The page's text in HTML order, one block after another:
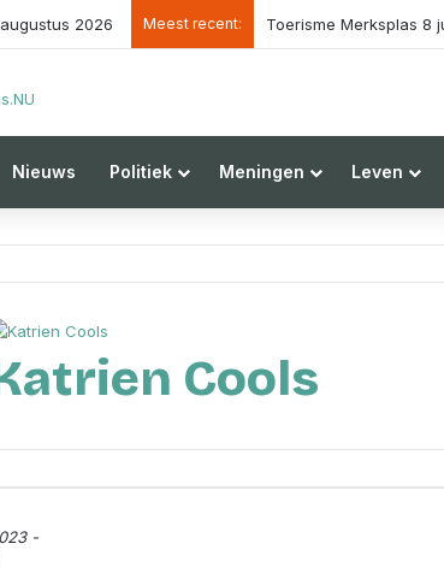
2026 Meest recent:
Nieuws Politiek Meningen Leven
Cools
-